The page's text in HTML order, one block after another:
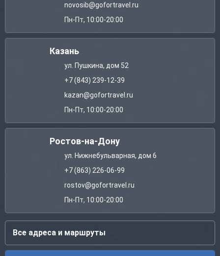
novosib@gofortravel.ru
Пн-Пт, 10:00-20:00
Казань
ул. Пушкина, дом 52
+7 (843) 239-12-39
kazan@gofortravel.ru
Пн-Пт, 10:00-20:00
Ростов-на-Дону
ул. Нижнебульварная, дом 6
+7 (863) 226-06-99
rostov@gofortravel.ru
Пн-Пт, 10:00-20:00
Все адреса и маршруты